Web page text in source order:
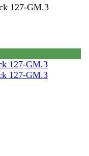
127-GM.3